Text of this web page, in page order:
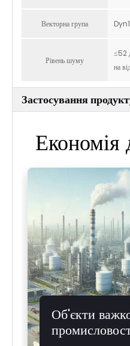
Векторна група
Рівень шуму
≤52
на
Застосування
Економія
Об'єкти